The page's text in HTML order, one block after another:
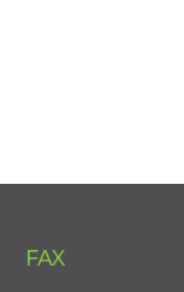
FAX